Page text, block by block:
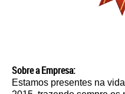
Sobre a Empresa:
Estamos presentes na